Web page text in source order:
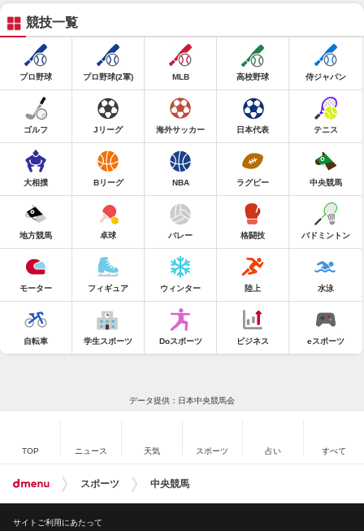
競技一覧
プロ野球 プロ野球(2軍) MLB 高校野球 侍ジャパン
ゴルフ Jリーグ 海外サッカー 日本代表 テニス
大相撲 Bリーグ NBA ラグビー 中央競馬
地方競馬 卓球 バレー 格闘技 バドミントン
モーター フィギュア ウィンター 陸上 水泳
自転車 学生スポーツ Doスポーツ ビジネス eスポーツ
データ提供：日本中央競馬会
TOP ニュース 天気 スポーツ 占い すべて
スポーツ 中央競馬
サイトご利用にあたって